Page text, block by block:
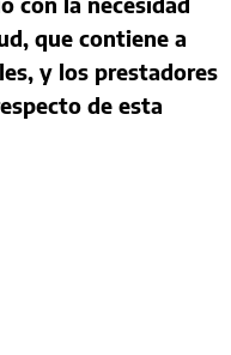
que contiene a
y los prestadores
de esta